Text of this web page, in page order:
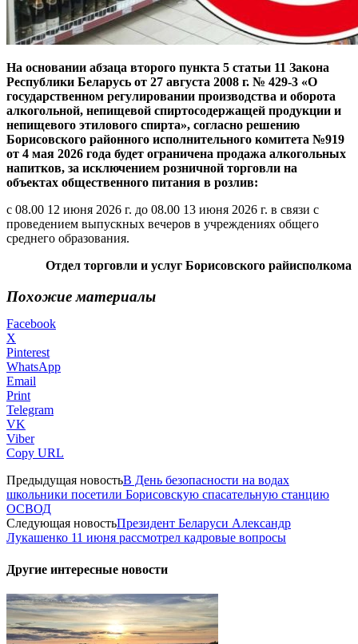
На основании абзаца второго пункта 5 статьи 11 Закона
Республики Беларусь от 27 августа 2008 г. № 429-3 «О
государственном регулировании производства и оборота
алкогольной, непищевой спиртосодержащей продукции и
непищевого этилового спирта», согласно решению
Борисовского районного исполнительного комитета №919
от 4 мая 2026 года будет ограничена продажа алкогольных
напитков, за исключением розничной торговли на
объектах общественного питания в розлив:
с 08.00 12 июня 2026 г. до 08.00 13 июня 2026 г. в связи с
проведением выпускных вечеров в учреждениях общего
среднего образования.
Отдел торговли и услуг Борисовского райисполкома
Похожие материалы
Facebook
X
Pinterest
WhatsApp
Email
Print
Telegram
VK
Viber
Copy URL
Предыдущая новостьВ День безопасности на водах
школьники посетили Борисовскую спасательную станцию
ОСВОД
Следующая новостьПрезидент Беларуси Александр
Лукашенко 11 июня рассмотрел кадровые вопросы
Другие интересные новости